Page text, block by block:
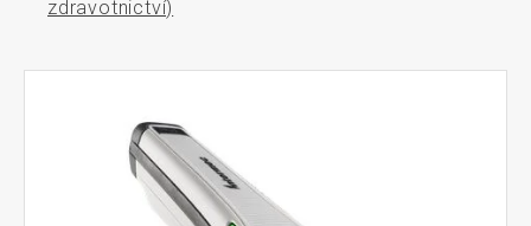
zdravotnictví)